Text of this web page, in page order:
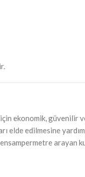
ekonomik, güvenilir
elde edilmesine
arayan